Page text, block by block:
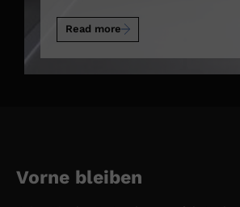
Read more
Vorne bleiben